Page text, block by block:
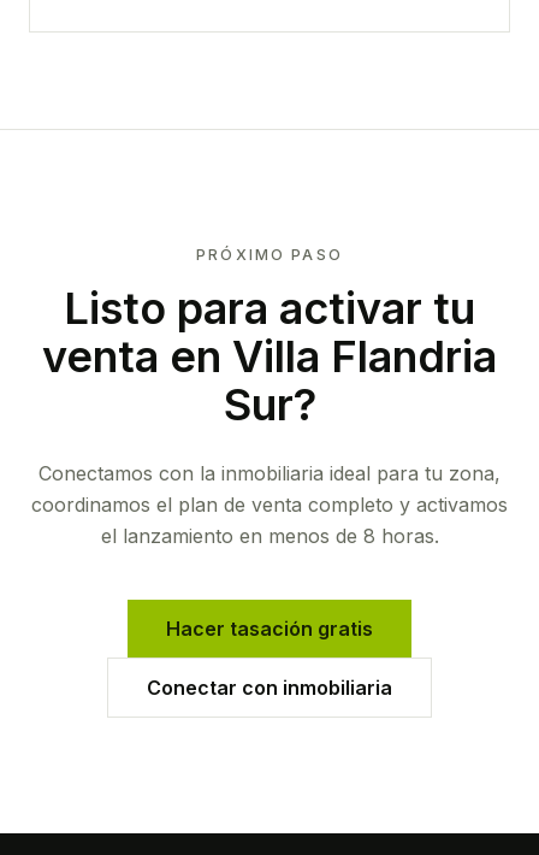
PRÓXIMO PASO
Listo para activar tu
venta en Villa Flandria
Sur?
Conectamos con la inmobiliaria ideal para tu zona,
coordinamos el plan de venta completo y activamos
el lanzamiento en menos de 8 horas.
Hacer tasación gratis
Conectar con inmobiliaria